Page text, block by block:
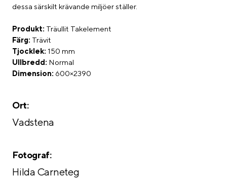
dessa särskilt krävande miljöer ställer.
Produkt: Träullit Takelement
Färg: Trävit
Tjocklek: 150 mm
Ullbredd: Normal
Dimension: 600×2390
Ort:
Vadstena
Fotograf:
Hilda Carneteg